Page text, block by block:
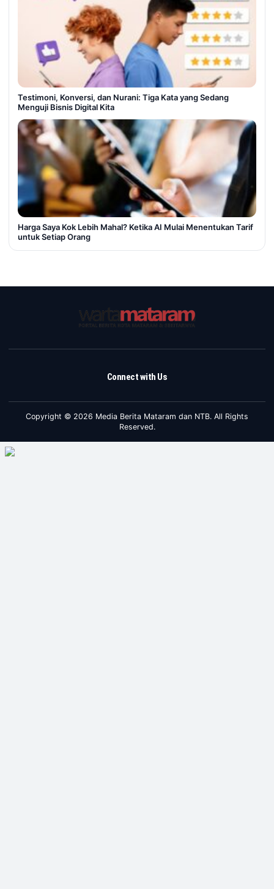
Testimoni, Konversi, dan Nurani: Tiga Kata yang Sedang
Menguji Bisnis Digital Kita
Harga Saya Kok Lebih Mahal? Ketika AI Mulai Menentukan Tarif
untuk Setiap Orang
Connect with Us
Copyright © 2026 Media Berita Mataram dan NTB. All Rights
Reserved.